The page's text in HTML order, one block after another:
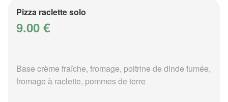
Pizza raclette solo
9.00 €
Base crème fraîche, fromage, poitrine de dinde fumée,
fromage à raclette, pommes de terre